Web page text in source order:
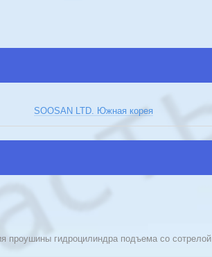
SOOSAN LTD. Южная корея
проушины гидроцилиндра подъема со сотрелой